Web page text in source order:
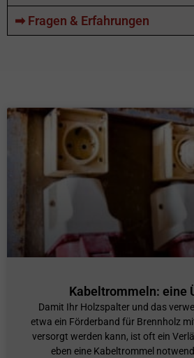
➡ Fragen & Erfahrungen
Kabeltrommeln: eine
Damit Ihr Holzspalter und das
etwa ein Förderband für Brennholz
versorgt werden kann, ist oft ein
eben eine Kabeltrommel